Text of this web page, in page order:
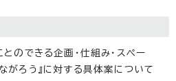
のできる企画・仕組み・スペー
ろう』に対する具体案について